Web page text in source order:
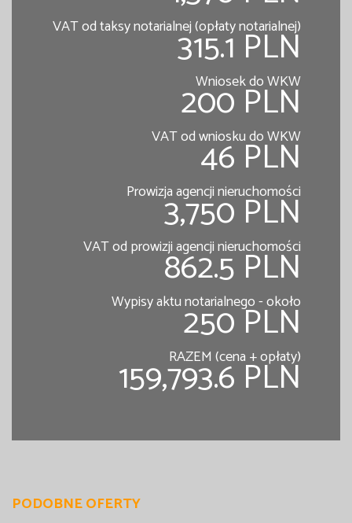
VAT od taksy notarialnej (opłaty notarialnej)
315.1 PLN
Wniosek do WKW
200 PLN
VAT od wniosku do WKW
46 PLN
Prowizja agencji nieruchomości
3,750 PLN
VAT od prowizji agencji nieruchomości
862.5 PLN
Wypisy aktu notarialnego - około
250 PLN
RAZEM (cena + opłaty)
159,793.6 PLN
PODOBNE OFERTY